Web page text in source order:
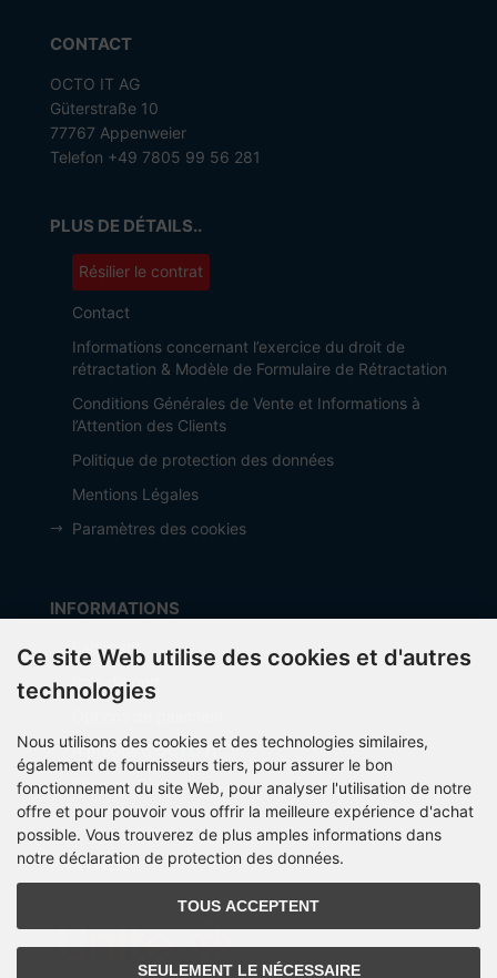
CONTACT
OCTO IT AG
Güterstraße 10
77767 Appenweier
Telefon +49 7805 99 56 281
PLUS DE DÉTAILS..
Résilier le contrat
Contact
Informations concernant l’exercice du droit de
rétractation & Modèle de Formulaire de Rétractation
Conditions Générales de Vente et Informations à
l’Attention des Clients
Politique de protection des données
Mentions Légales
Paramètres des cookies
INFORMATIONS
Fabricant
frais de port
À propos d’OCTO IT
Sitemap
PARTNER
Ce site Web utilise des cookies et d'autres
technologies
Nous utilisons des cookies et des technologies similaires,
également de fournisseurs tiers, pour assurer le bon
fonctionnement du site Web, pour analyser l'utilisation de notre
offre et pour pouvoir vous offrir la meilleure expérience d'achat
possible. Vous trouverez de plus amples informations dans
notre déclaration de protection des données.
TOUS ACCEPTENT
SEULEMENT LE NÉCESSAIRE